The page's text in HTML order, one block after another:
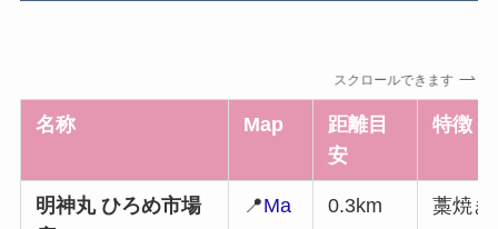
スクロールできます
名称 Map
距離目
安
特徴
明神丸 ひろめ市場
📍Ma
0.3km 藁焼き